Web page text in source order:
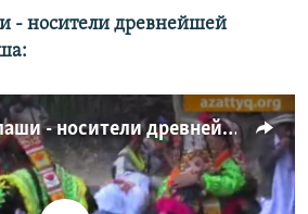
- носители древнейшей
Народность Калаши - носители древнейшей культуры Гиндукуша